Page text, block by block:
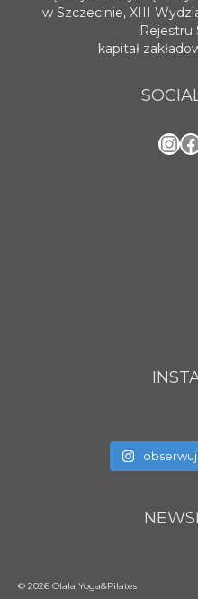
w Szczecinie, XIII
Rejestru
kapitał
© 2026 Olala Yoga&Pilates